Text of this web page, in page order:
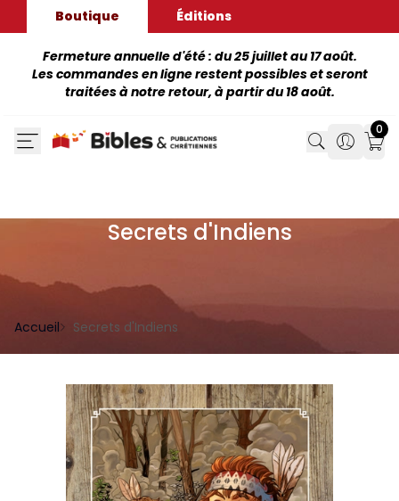
Boutique Éditions
Fermeture annuelle d'été : du 25 juillet au 17 août.
Les commandes en ligne restent possibles et seront
traitées à notre retour, à partir du 18 août.
Search
Search
0
Secrets d'Indiens
Accueil Secrets d'Indiens